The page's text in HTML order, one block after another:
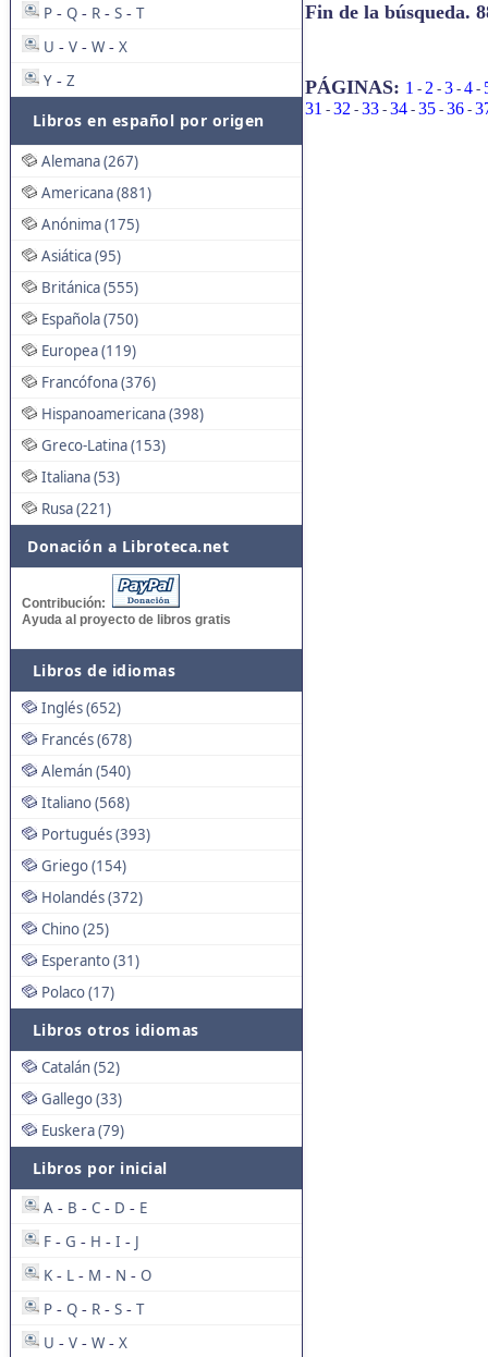
P - Q - R - S - T
U - V - W - X
Y - Z
Libros en español por origen
Alemana (267)
Americana (881)
Anónima (175)
Asiática (95)
Británica (555)
Española (750)
Europea (119)
Francófona (376)
Hispanoamericana (398)
Greco-Latina (153)
Italiana (53)
Rusa (221)
Donación a Libroteca.net
Contribución:
Ayuda al proyecto de libros gratis
Libros de idiomas
Inglés (652)
Francés (678)
Alemán (540)
Italiano (568)
Portugués (393)
Griego (154)
Holandés (372)
Chino (25)
Esperanto (31)
Polaco (17)
Libros otros idiomas
Catalán (52)
Gallego (33)
Euskera (79)
Libros por inicial
A - B - C - D - E
F - G - H - I - J
K - L - M - N - O
P - Q - R - S - T
U - V - W - X
Fin de la búsqueda.
PÁGINAS: 1 - 2 - 3 - 4 -
31 - 32 - 33 - 34 - 35 - 36 -